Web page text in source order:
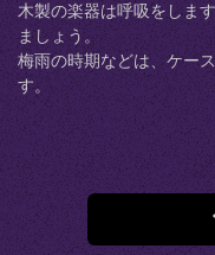
木製の楽器は呼吸をしま
ましょう。
梅雨の時期などは、ケー
す。